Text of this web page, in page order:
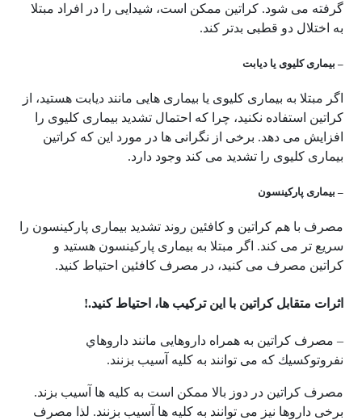
گرفته می شود. کراتین ممکن است، شیدایی را در افراد مبتلا
به اختلال دو قطبی بدتر کند.
– بیماری کلیوی یا دیابت
اگر مبتلا به بیماری کلیوی یا بیماری هایی مانند دیابت هستید، از
کراتین استفاده نکنید، چرا که احتمال تشدید بیماری کلیوی را
افزایش می دهد. برخی از نگرانی ها در مورد این که کراتین
بیماری کلیوی را تشدید می کند وجود دارد.
– بیماری پارکینسون
مصرف با هم کراتین و کافئین روند تشدید بیماری پارکینسون را
سریع تر می کند. اگر مبتلا به بیماری پارکینسون هستید و
کراتین مصرف می کنید، در مصرف کافئین احتیاط کنید.
اثرات متقابل کراتین با این ترکیب ها، احتیاط کنید.!
– مصرف کراتین به همراه داروهایی مانند داروهاي‌
نفروتوكسيك‌ که می توانند به کلیه آسیب بزنند.
مصرف کراتین در دوز بالا ممکن است به کلیه ها آسیب بزند.
برخی داروها نیز می توانند به کلیه ها آسیب بزنند. لذا مصرف